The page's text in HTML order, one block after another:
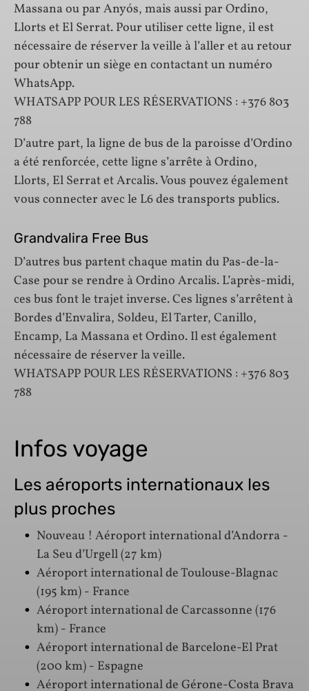
Massana ou par Anyós, mais aussi par Ordino,
Llorts et El Serrat. Pour utiliser cette ligne, il est
nécessaire de réserver la veille à l’aller et au retour
pour obtenir un siège en contactant un numéro
WhatsApp.
WHATSAPP POUR LES RÉSERVATIONS : +376 803
788
D’autre part, la ligne de bus de la paroisse d’Ordino
a été renforcée, cette ligne s’arrête à Ordino,
Llorts, El Serrat et Arcalis. Vous pouvez également
vous connecter avec le L6 des transports publics.
Grandvalira Free Bus
D’autres bus partent chaque matin du Pas-de-la-
Case pour se rendre à Ordino Arcalis. L’après-midi,
ces bus font le trajet inverse. Ces lignes s’arrêtent à
Bordes d’Envalira, Soldeu, El Tarter, Canillo,
Encamp, La Massana et Ordino. Il est également
nécessaire de réserver la veille.
WHATSAPP POUR LES RÉSERVATIONS : +376 803
788
Infos voyage
Les aéroports internationaux les
plus proches
Nouveau ! Aéroport international d’Andorra -
La Seu d’Urgell (27 km)
Aéroport international de Toulouse-Blagnac
(195 km) - France
Aéroport international de Carcassonne (176
km) - France
Aéroport international de Barcelone-El Prat
(200 km) - Espagne
Aéroport international de Gérone-Costa Brava